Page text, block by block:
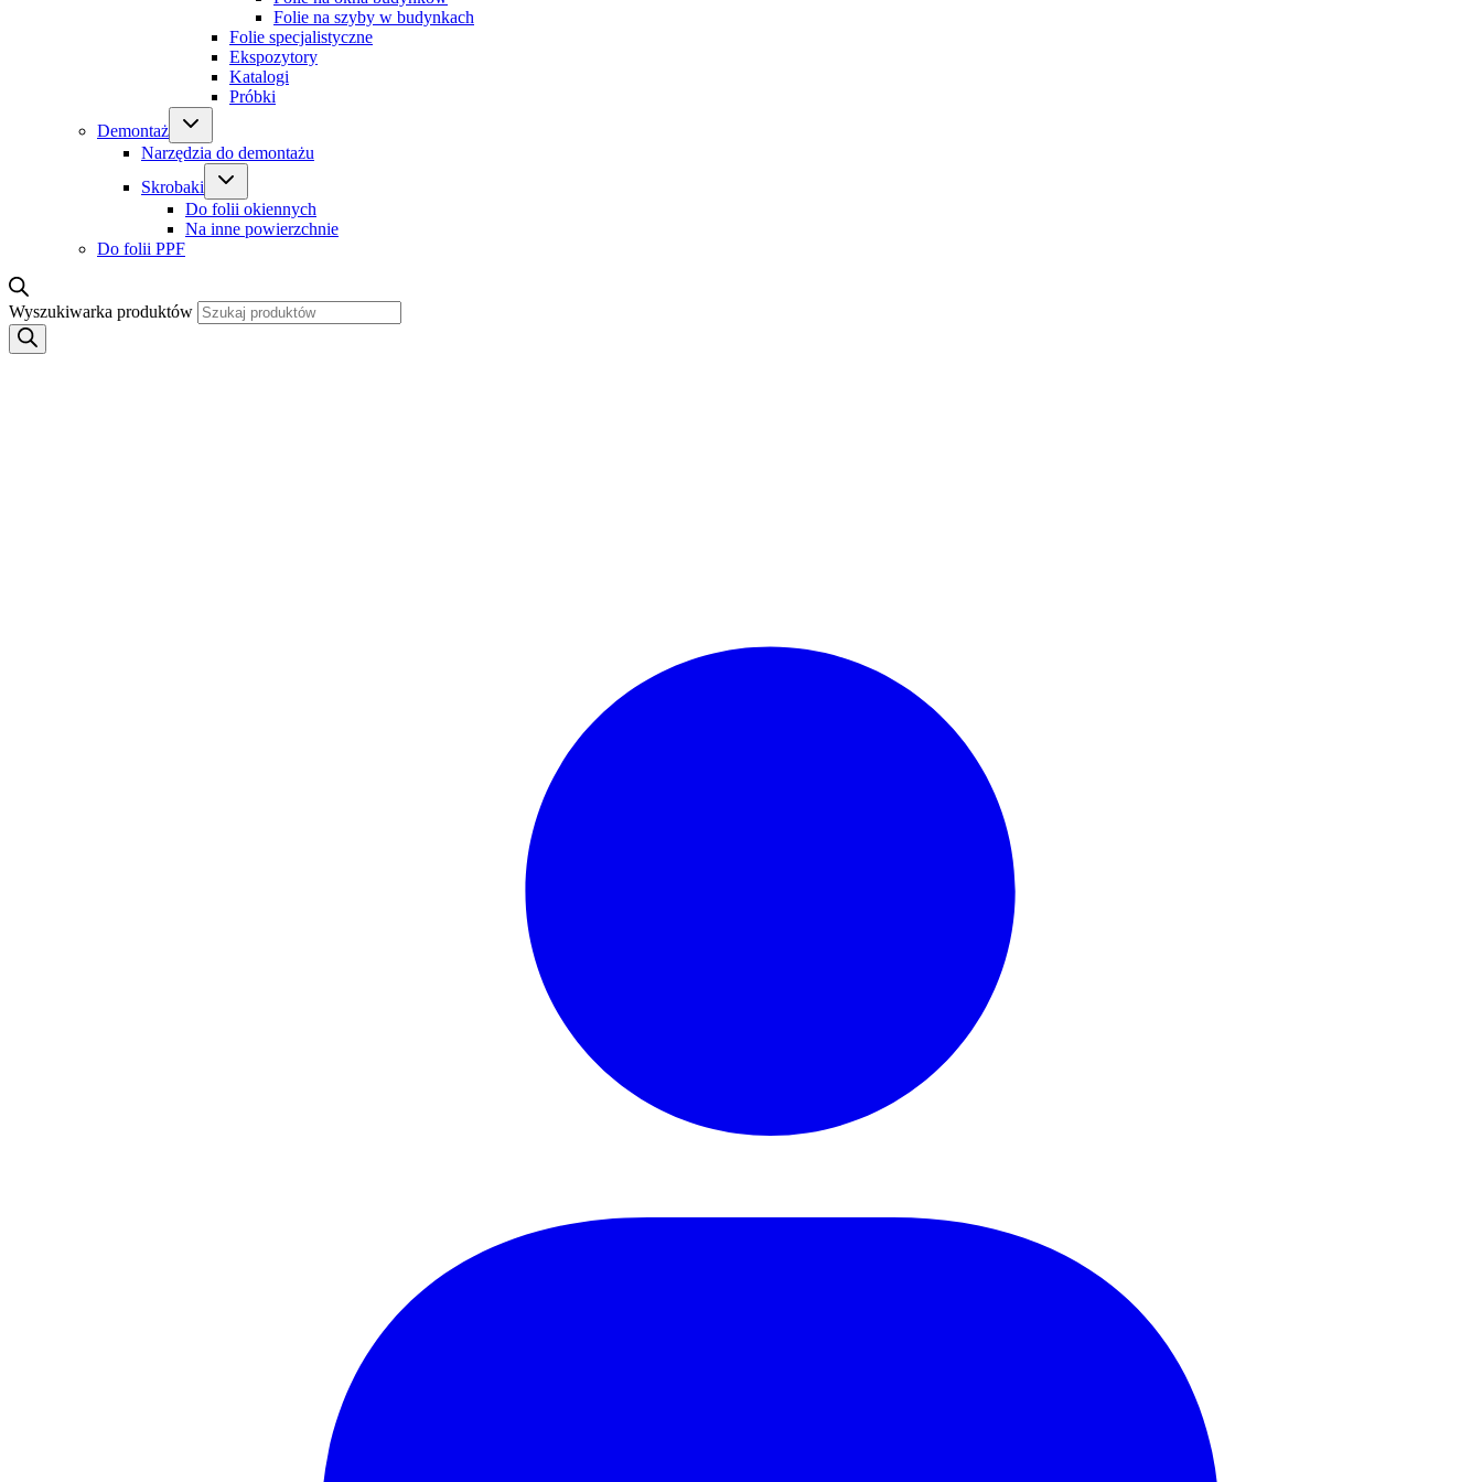
Folie na szyby w budynkach
Folie specjalistyczne
Ekspozytory
Katalogi
Próbki
Demontaż
Narzędzia do demontażu
Skrobaki
Do folii okiennych
Na inne powierzchnie
Do folii PPF
Wyszukiwarka produktów